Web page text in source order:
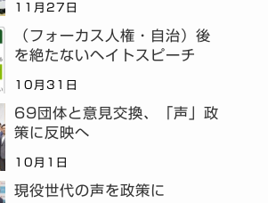
11月27日
（フォーカス人権・自治）後
を絶たないヘイトスピーチ
10月31日
69団体と意見交換、「声」政
策に反映へ
10月1日
現役世代の声を政策に